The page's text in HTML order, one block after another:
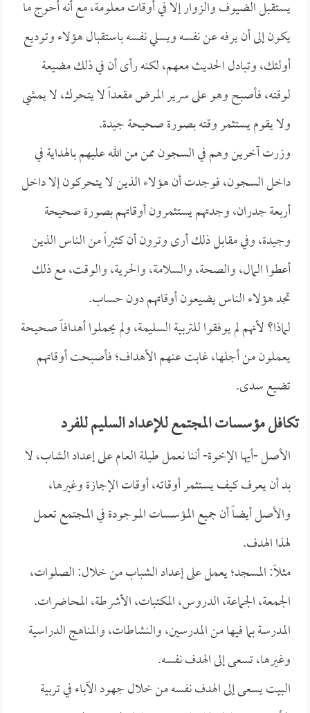
يستقبل الضيوف والزوار إلا في أوقات معلومة، مع أنه أحوج ما
يكون إلى أن يرفه عن نفسه ويسلي نفسه باستقبال هؤلاء وتوديع
أولئك، وتبادل الحديث معهم، لكنه رأى أن في ذلك مضيعة
لوقته، فأصبح وهو على سرير المرض مقعداً لا يتحرك، لا يمشي
ولا يقوم يستثمر وقته بصورة صحيحة جيدة.
وزرت آخرين وهم في السجون ممن من الله عليهم بالهداية في
داخل السجون، فوجدت أن هؤلاء الذين لا يتحركون إلا داخل
أربعة جدران، وجدتهم يستثمرون أوقاتهم بصورة صحيحة
وجيدة، وفي مقابل ذلك أرى وترون أن كثيراً من الناس الذين
أعطوا المال، والصحة، والسلامة، والحرية، والوقت، مع ذلك
تجد هؤلاء الناس يضيعون أوقاتهم دون حساب.
لماذا؟ لأنهم لم يوفقوا للتربية السليمة، ولم يحملوا أهدافاً صحيحة
يعملون من أجلها، غابت عنهم الأهداف؛ فأصبحت أوقاتهم
تضيع سدى.
تكافل مؤسسات المجتمع للإعداد السليم للفرد
الأصل -أيها الإخوة- أننا نعمل طيلة العام على إعداد الشاب، لا
بد أن يعرف كيف يستثمر أوقاته، أوقات الإجازة وغيرها،
والأصل أيضاً أن جميع المؤسسات الموجودة في المجتمع تعمل
لهذا الهدف.
مثلاً: المسجد؛ يعمل على إعداد الشباب من خلال: الصلوات،
الجمعة، الجماعة، الدروس، المكتبات، الأشرطة، المحاضرات.
المدرسة بما فيها من المدرسين، والنشاطات، والمناهج الدراسية
وغيرها، تسعى إلى الهدف نفسه.
البيت يسعى إلى الهدف نفسه من خلال جهود الآباء في تربية